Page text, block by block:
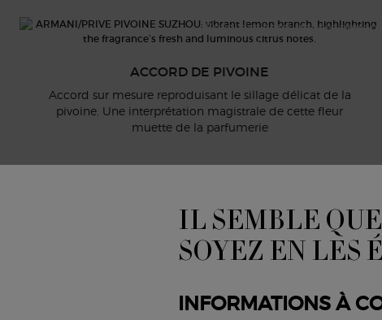
Enfin, des notes boisées
facettes florales et fruitées,
ACCORD DE PIVOINE
Accord sur mesure reproduisant le sillage délicat de la
pivoine. Une interprétation magistrale de cette fleur
muette de la parfumerie
IL SEMBLE
SOYEZ EN LES
INFORMATIONS À